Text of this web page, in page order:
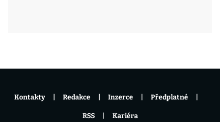
Kontakty Redakce Inzerce Předplatné
RSS Kariéra